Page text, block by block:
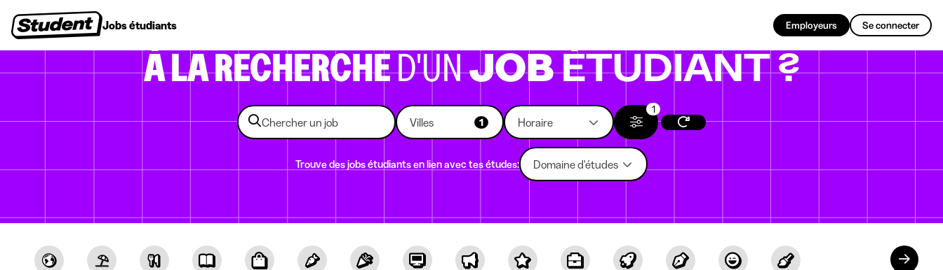
Jobs étudiants Employeurs Se connecter
À LA RECHERCHED'UNJOBÉTUDIANT ?
Villes 1 Horaire
1
Trouve des jobs étudiants en lien avec tes études: Domaine d'études